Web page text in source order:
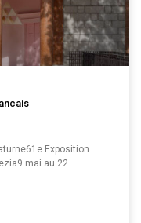
Exposition
mai au 22